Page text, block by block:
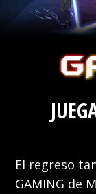
El regreso
GAMING de